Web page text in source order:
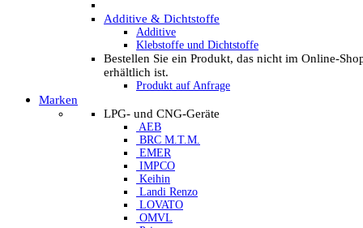
Additive & Dichtstoffe
Additive
Klebstoffe und Dichtstoffe
Bestellen Sie ein Produkt, das nicht im Online-
erhältlich ist.
Produkt auf Anfrage
Marken
LPG- und CNG-Geräte
AEB
BRC M.T.M.
EMER
IMPCO
Keihin
Landi Renzo
LOVATO
OMVL